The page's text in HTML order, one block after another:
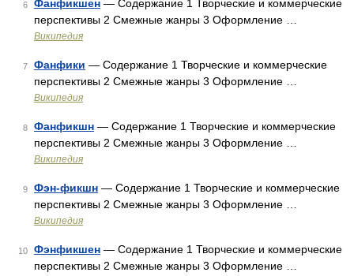
6 Фанфикшен — Содержание 1 Творческие и коммерческие
перспективы 2 Смежные жанры 3 Оформление …
Википедия
7 Фанфики — Содержание 1 Творческие и коммерческие
перспективы 2 Смежные жанры 3 Оформление …
Википедия
8 Фанфикшн — Содержание 1 Творческие и коммерческие
перспективы 2 Смежные жанры 3 Оформление …
Википедия
9 Фэн-фикшн — Содержание 1 Творческие и коммерческие
перспективы 2 Смежные жанры 3 Оформление …
Википедия
10 Фэнфикшен — Содержание 1 Творческие и коммерческие
перспективы 2 Смежные жанры 3 Оформление …